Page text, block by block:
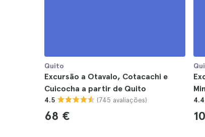
Quito
Excursão a Otavalo, Cotacachi e
Cuicocha a partir de Quito
4.5 (745 avaliações)
68 €
4.4